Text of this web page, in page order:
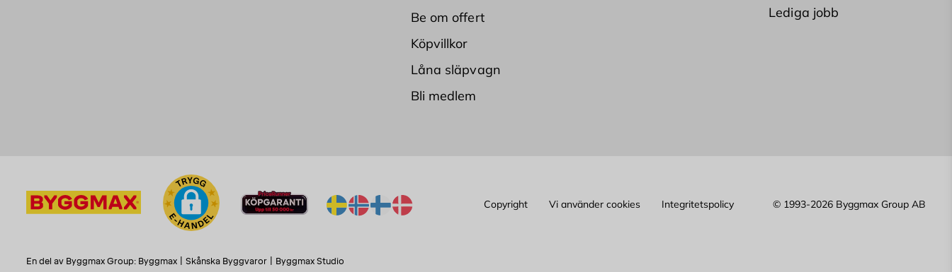
Be om offert
Köpvillkor
Låna släpvagn
Bli medlem
Lediga jobb
Copyright Vi använder cookies Integritetspolicy © 1993-2026 Byggmax Group AB
En del av Byggmax Group: Byggmax Skånska Byggvaror Byggmax Studio